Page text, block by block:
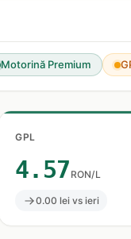
Motorină Premium
GPL
4.57 RON/L
0.00 lei vs ieri